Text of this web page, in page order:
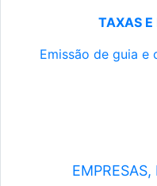
TAXAS E
Emissão de guia e